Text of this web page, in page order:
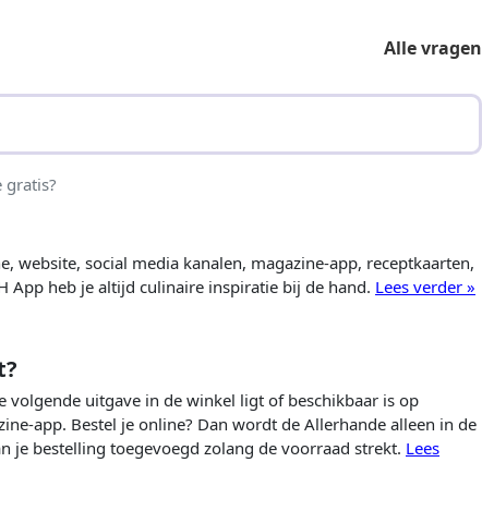
Alle vragen
gratis?
website, social media kanalen, magazine-app, receptkaarten,
App heb je altijd culinaire inspiratie bij de hand. Lees verder »
volgende uitgave in de winkel ligt of beschikbaar is op
app. Bestel je online? Dan wordt de Allerhande alleen in de
je bestelling toegevoegd zolang de voorraad strekt. Lees